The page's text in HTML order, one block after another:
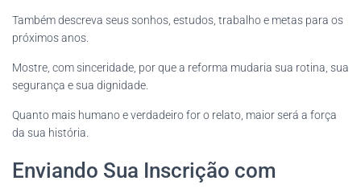
Também descreva seus sonhos, estudos, trabalho e metas para os
próximos anos.
Mostre, com sinceridade, por que a reforma mudaria sua rotina, sua
segurança e sua dignidade.
Quanto mais humano e verdadeiro for o relato, maior será a força
da sua história.
Enviando Sua Inscrição com